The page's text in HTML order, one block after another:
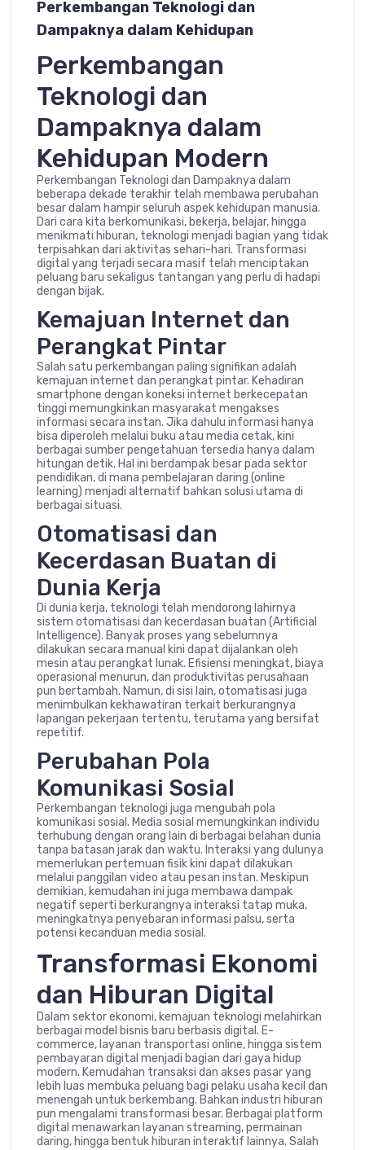
Perkembangan Teknologi dan
Dampaknya dalam Kehidupan
Perkembangan
Teknologi dan
Dampaknya dalam
Kehidupan Modern
Perkembangan Teknologi dan Dampaknya dalam
beberapa dekade terakhir telah membawa perubahan
besar dalam hampir seluruh aspek kehidupan manusia.
Dari cara kita berkomunikasi, bekerja, belajar, hingga
menikmati hiburan, teknologi menjadi bagian yang tidak
terpisahkan dari aktivitas sehari-hari. Transformasi
digital yang terjadi secara masif telah menciptakan
peluang baru sekaligus tantangan yang perlu di hadapi
dengan bijak.
Kemajuan Internet dan
Perangkat Pintar
Salah satu perkembangan paling signifikan adalah
kemajuan internet dan perangkat pintar. Kehadiran
smartphone dengan koneksi internet berkecepatan
tinggi memungkinkan masyarakat mengakses
informasi secara instan. Jika dahulu informasi hanya
bisa diperoleh melalui buku atau media cetak, kini
berbagai sumber pengetahuan tersedia hanya dalam
hitungan detik. Hal ini berdampak besar pada sektor
pendidikan, di mana pembelajaran daring (online
learning) menjadi alternatif bahkan solusi utama di
berbagai situasi.
Otomatisasi dan
Kecerdasan Buatan di
Dunia Kerja
Di dunia kerja, teknologi telah mendorong lahirnya
sistem otomatisasi dan kecerdasan buatan (Artificial
Intelligence). Banyak proses yang sebelumnya
dilakukan secara manual kini dapat dijalankan oleh
mesin atau perangkat lunak. Efisiensi meningkat, biaya
operasional menurun, dan produktivitas perusahaan
pun bertambah. Namun, di sisi lain, otomatisasi juga
menimbulkan kekhawatiran terkait berkurangnya
lapangan pekerjaan tertentu, terutama yang bersifat
repetitif.
Perubahan Pola
Komunikasi Sosial
Perkembangan teknologi juga mengubah pola
komunikasi sosial. Media sosial memungkinkan individu
terhubung dengan orang lain di berbagai belahan dunia
tanpa batasan jarak dan waktu. Interaksi yang dulunya
memerlukan pertemuan fisik kini dapat dilakukan
melalui panggilan video atau pesan instan. Meskipun
demikian, kemudahan ini juga membawa dampak
negatif seperti berkurangnya interaksi tatap muka,
meningkatnya penyebaran informasi palsu, serta
potensi kecanduan media sosial.
Transformasi Ekonomi
dan Hiburan Digital
Dalam sektor ekonomi, kemajuan teknologi melahirkan
berbagai model bisnis baru berbasis digital. E-
commerce, layanan transportasi online, hingga sistem
pembayaran digital menjadi bagian dari gaya hidup
modern. Kemudahan transaksi dan akses pasar yang
lebih luas membuka peluang bagi pelaku usaha kecil dan
menengah untuk berkembang. Bahkan industri hiburan
pun mengalami transformasi besar. Berbagai platform
digital menawarkan layanan streaming, permainan
daring, hingga bentuk hiburan interaktif lainnya. Salah